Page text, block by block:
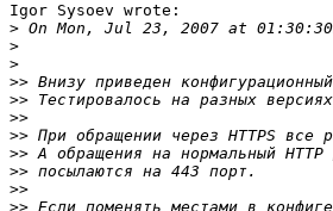
Igor Sysoev wrote:
>
>
>
>>
>>
>>
>>
>>
>>
>>
>>